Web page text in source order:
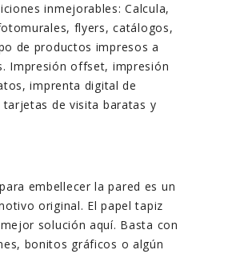
inmejorables: Calcula,
flyers, catálogos,
de productos impresos a
Impresión offset, impresión
imprenta digital de
de visita baratas y
embellecer la pared es un
original. El papel tapiz
solución aquí. Basta con
bonitos gráficos o algún